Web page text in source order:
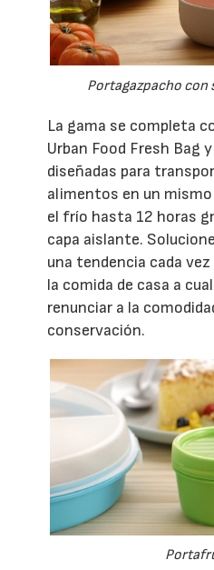
Portagazpacho con
La gama se completa
Urban Food Fresh Bag
diseñadas para
alimentos en un
el frío hasta 12 horas
capa aislante.
una tendencia cada
la comida de casa a
renunciar a la
conservación.